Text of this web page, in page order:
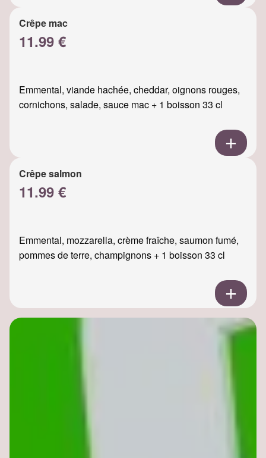
Crêpe mac
11.99 €
Emmental, viande hachée, cheddar, oignons rouges,
cornichons, salade, sauce mac + 1 boisson 33 cl
Crêpe salmon
11.99 €
Emmental, mozzarella, crème fraîche, saumon fumé,
pommes de terre, champignons + 1 boisson 33 cl